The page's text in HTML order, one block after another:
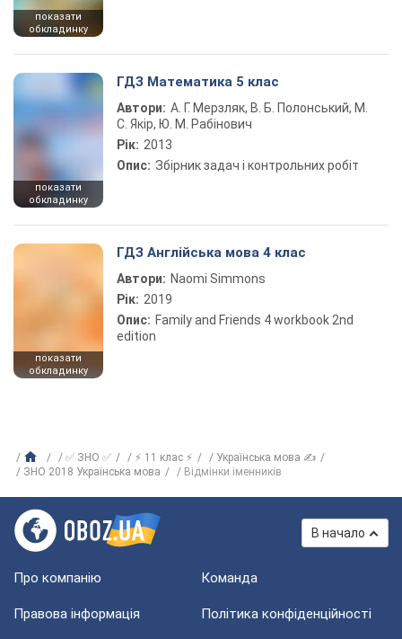
показати
обкладинку
показати
обкладинку
ГДЗ Математика 5 клас
Автори: А. Г. Мерзляк, В. Б. Полонський, М.
С. Якір, Ю. М. Рабінович
Рік: 2013
Опис: Збірник задач і контрольних робіт
показати
обкладинку
ГДЗ Англійська мова 4 клас
Автори: Naomi Simmons
Рік: 2019
Опис: Family and Friends 4 workbook 2nd
edition
✅ ЗНО ✅ ⚡ 11 клас ⚡
Українська мова ✍
ЗНО 2018 Українська мова
Відмінки іменників
В начало
Про компанію Команда
Правова інформація Політика конфіденційності